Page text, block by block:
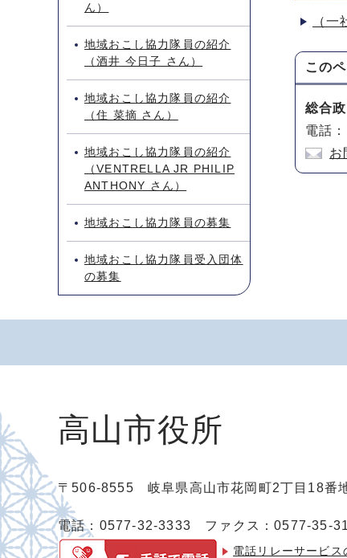
（
この
総合
電話
お
ん）
地域おこし協力隊員の紹介
（酒井 今日子 さん）
地域おこし協力隊員の紹介
（住 菜摘 さん）
地域おこし協力隊員の紹介
（VENTRELLA JR PHILIP
ANTHONY さん）
地域おこし協力隊員の募集
地域おこし協力隊員受入団体
の募集
高山市役所
〒506-8555 岐阜県高山市花岡町2丁目18
電話：0577-32-3333 ファクス：0577-35-
電話リレーサービス